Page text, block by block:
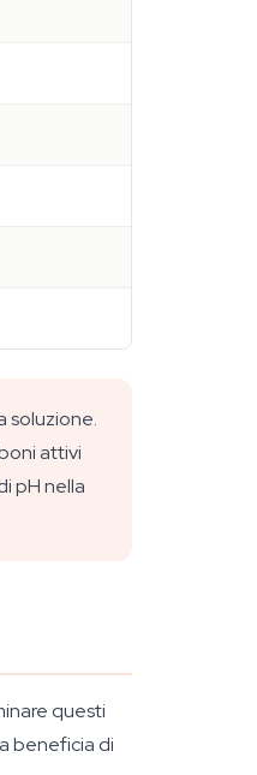
soluzione.
attivi
pH nella
questi
beneficia di